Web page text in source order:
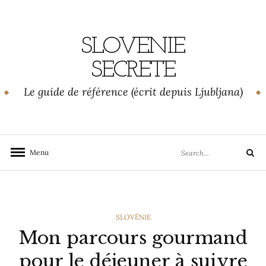
SLOVENIE
SECRETE
Le guide de référence (écrit depuis Ljubljana)
Menu
for:
Search
CATEGORIES
SLOVÉNIE
Mon parcours gourmand
pour le déjeuner à suivre